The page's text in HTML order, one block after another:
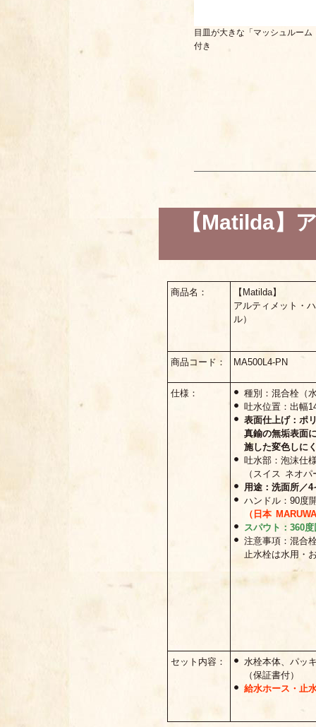
目皿が大きな「マッシュルー
付き
【Matilda】
商品名：
【Matilda】
アルティメット・
ル）
商品コード： MA500L4-PN
仕様：
種別：混合栓（
吐水位置：出幅
表面仕上げ：ポ
真鍮の無垢表面
施した変色しに
吐水部：泡沫仕
（スイス ネオ
用途：洗面所／
ハンドル：90度
（日本
スパウト：360
注意事項：混合
止水栓は水用・
セット内容：
水栓本体、パッ
（保証書付）
給水ホース・止